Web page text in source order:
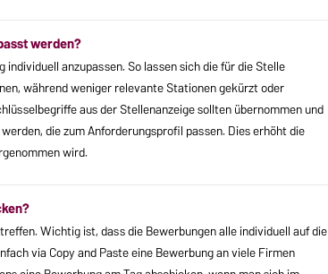
werden?
anzupassen. So lassen sich die für die Stelle
während weniger relevante Stationen gekürzt oder
aus der Stellenanzeige sollten übernommen und
die zum Anforderungsprofil passen. Dies erhöht die
wird.
Wichtig ist, dass die Bewerbungen alle individuell auf die
via Copy and Paste eine Bewerbung an viele Firmen